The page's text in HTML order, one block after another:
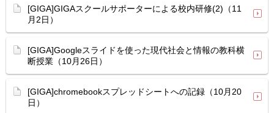
[GIGA]GIGAスクールサポーターによる校内研修(2)（11
月2日）
[GIGA]Googleスライドを使った現代社会と情報の教科横
断授業（10月26日）
[GIGA]chromebookスプレッドシートへの記録（10月20
日）